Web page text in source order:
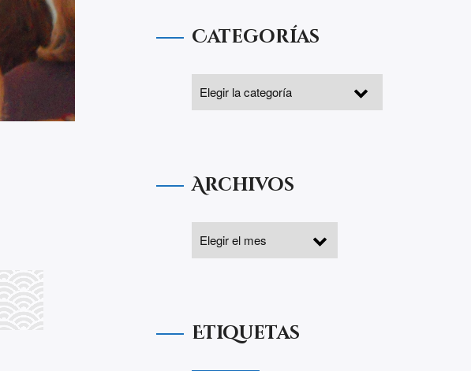
Categorías
Archivos
Etiquetas